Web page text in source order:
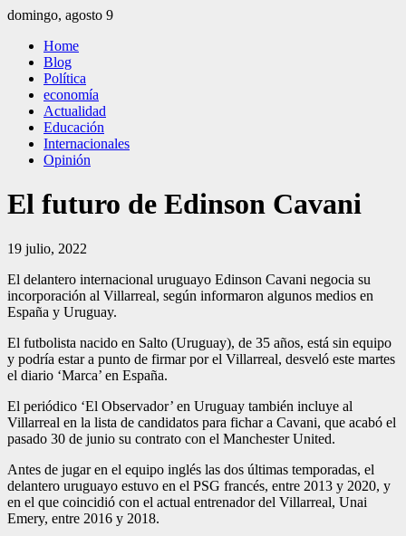
Saltar
contenido
domingo, agosto 9
El Independiente
El independiente Libre y Transparente
Home
Blog
Política
economía
Actualidad
Educación
Internacionales
Opinión
El futuro de Edinson Cavani
19 julio, 2022
El delantero internacional uruguayo Edinson Cavani negocia su
incorporación al Villarreal, según informaron algunos medios en
España y Uruguay.
El futbolista nacido en Salto (Uruguay), de 35 años, está sin equipo
y podría estar a punto de firmar por el Villarreal, desveló este martes
el diario ‘Marca’ en España.
El periódico ‘El Observador’ en Uruguay también incluye al
Villarreal en la lista de candidatos para fichar a Cavani, que acabó el
pasado 30 de junio su contrato con el Manchester United.
Antes de jugar en el equipo inglés las dos últimas temporadas, el
delantero uruguayo estuvo en el PSG francés, entre 2013 y 2020, y
en el que coincidió con el actual entrenador del Villarreal, Unai
Emery, entre 2016 y 2018.